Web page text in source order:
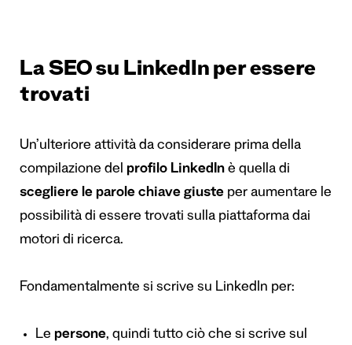
La SEO su LinkedIn per essere
trovati
Un’ulteriore attività da considerare prima della
compilazione del profilo LinkedIn è quella di
scegliere le parole chiave giuste per aumentare le
possibilità di essere trovati sulla piattaforma dai
motori di ricerca.
Fondamentalmente si scrive su LinkedIn per:
Le persone, quindi tutto ciò che si scrive sul